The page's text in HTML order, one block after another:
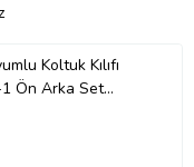
Koltuk Kılıfı
Ön Arka Set